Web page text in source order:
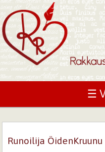
☰
Runoilija ÖidenKruunu